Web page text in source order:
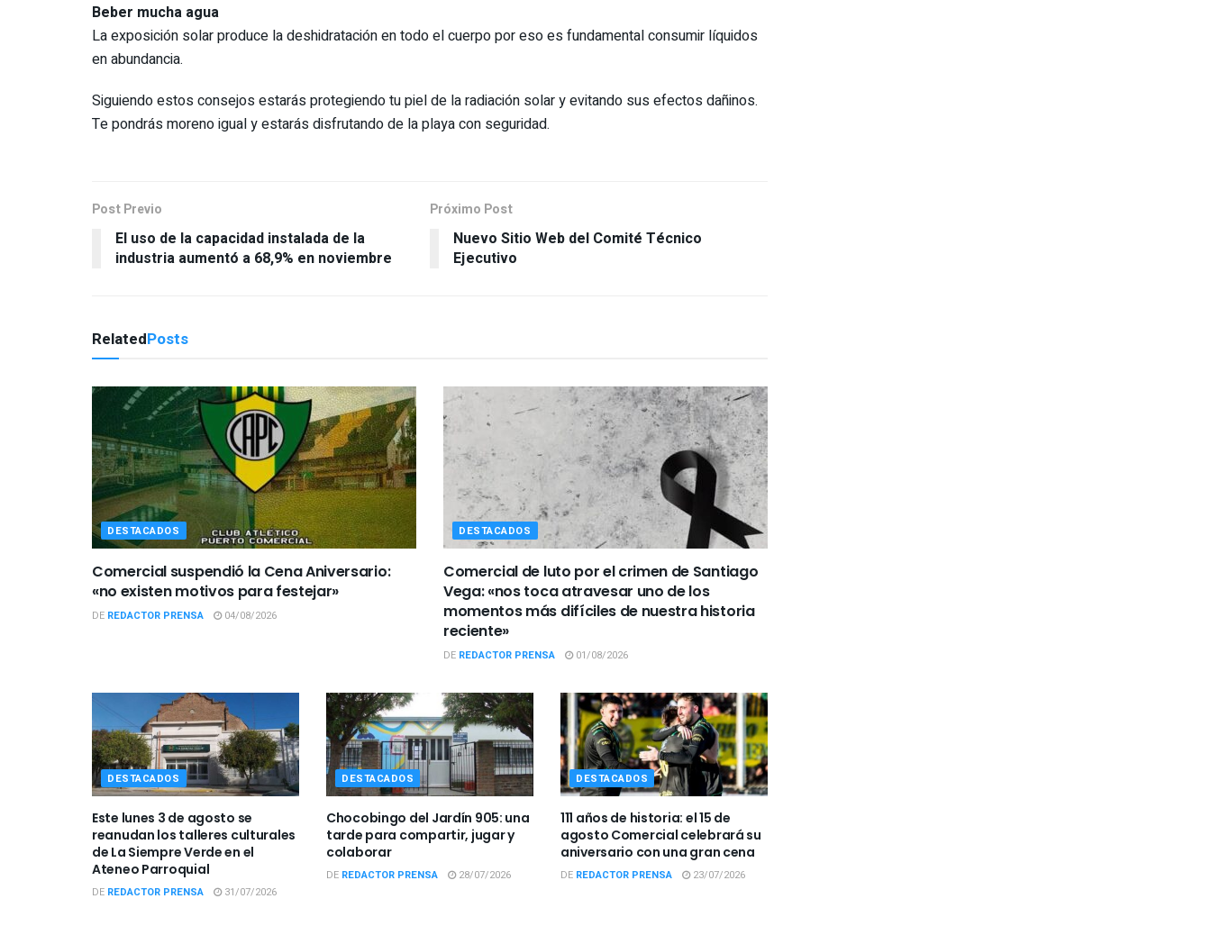
Beber mucha agua
La exposición solar produce la deshidratación en todo el cuerpo por eso es fundamental consumir líquidos
en abundancia.
Siguiendo estos consejos estarás protegiendo tu piel de la radiación solar y evitando sus efectos dañinos.
Te pondrás moreno igual y estarás disfrutando de la playa con seguridad.
Post Previo
El uso de la capacidad instalada de la
industria aumentó a 68,9% en noviembre
Próximo Post
Nuevo Sitio Web del Comité Técnico
Ejecutivo
RelatedPosts
DESTACADOS
Comercial suspendió la Cena Aniversario:
«no existen motivos para festejar»
DE REDACTOR PRENSA 04/08/2026
DESTACADOS
Comercial de luto por el crimen de Santiago
Vega: «nos toca atravesar uno de los
momentos más difíciles de nuestra historia
reciente»
DE REDACTOR PRENSA 01/08/2026
DESTACADOS
Este lunes 3 de agosto se
reanudan los talleres culturales
de La Siempre Verde en el
Ateneo Parroquial
DE REDACTOR PRENSA 31/07/2026
DESTACADOS
Chocobingo del Jardín 905: una
tarde para compartir, jugar y
colaborar
DE REDACTOR PRENSA 28/07/2026
DESTACADOS
111 años de historia: el 15 de
agosto Comercial celebrará su
aniversario con una gran cena
DE REDACTOR PRENSA 23/07/2026